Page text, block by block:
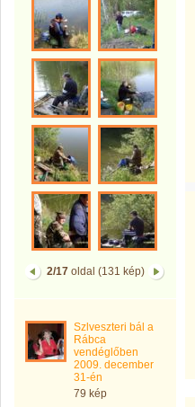
2/17oldal (131 kép)
Szlveszteri bál a
Rábca
vendéglőben
2009. december
31-én
79 kép